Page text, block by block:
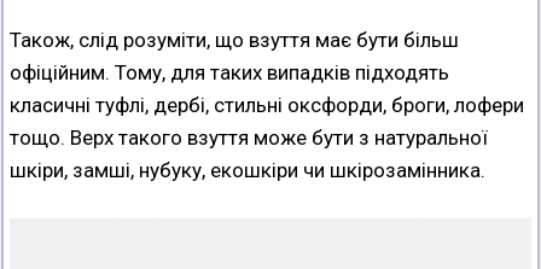
Також, слід розуміти, що взуття має бути більш
офіційним. Тому, для таких випадків підходять
класичні туфлі, дербі, стильні оксфорди, броги, лофери
тощо. Верх такого взуття може бути з натуральної
шкіри, замші, нубуку, екошкіри чи шкірозамінника.